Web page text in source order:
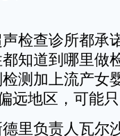
查诊所都承
知道到哪里做
测加上流产女
远地区，可能
负责人瓦尔沙